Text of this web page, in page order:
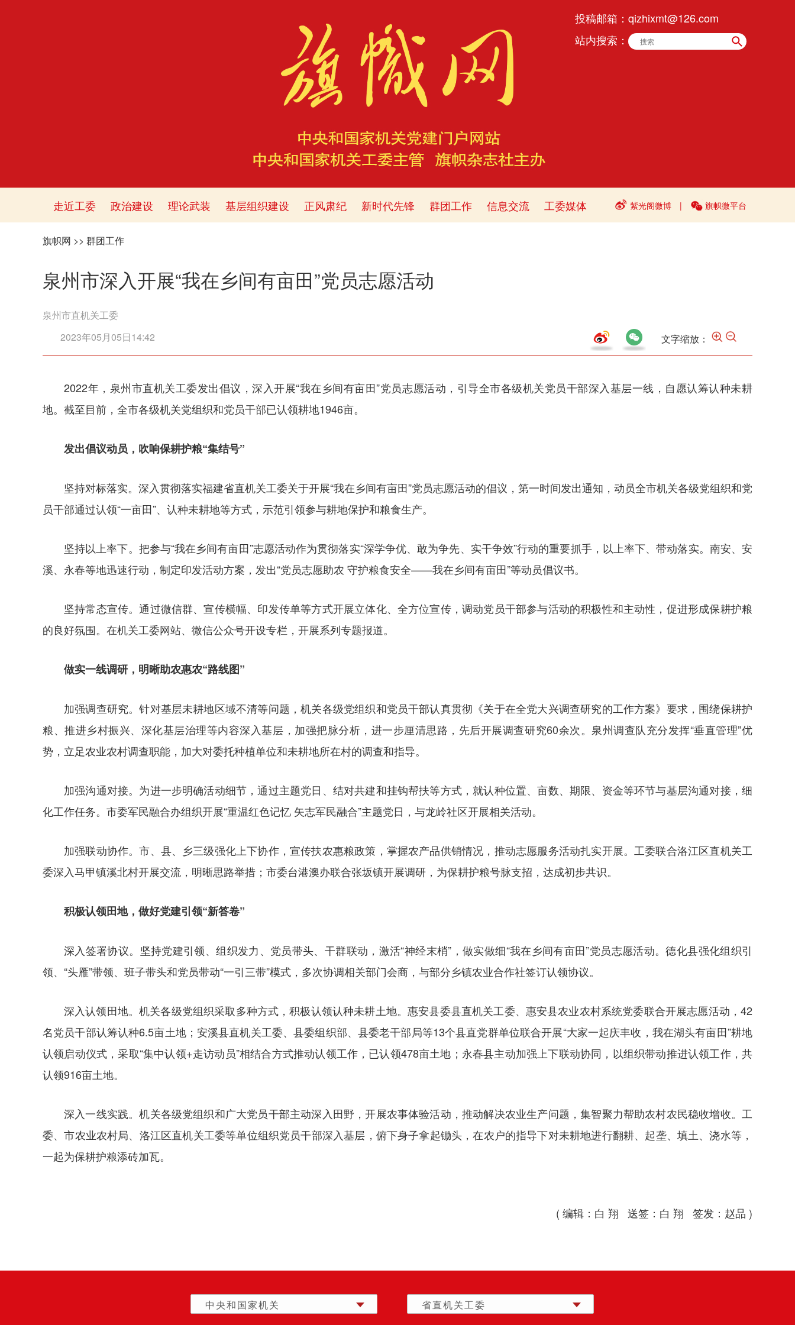
投稿邮箱： qizhixmt@126.com
站内搜索：
走近工委 政治建设 理论武装 基层组织建设 正风肃纪 新时代先锋 群团工作 信息交流 工委媒体 紫光阁微博 | 旗帜微平台
旗帜网 >> 群团工作
泉州市深入开展“我在乡间有亩田”党员志愿活动
泉州市直机关工委
2023年05月05日14:42
文字缩放：
2022年，泉州市直机关工委发出倡议，深入开展“我在乡间有亩田”党员志愿活动，引导全市各级机关党员干部深入基层一线，自愿认筹认种未耕
地。截至目前，全市各级机关党组织和党员干部已认领耕地1946亩。
发出倡议动员，吹响保耕护粮“集结号”
坚持对标落实。深入贯彻落实福建省直机关工委关于开展“我在乡间有亩田”党员志愿活动的倡议，第一时间发出通知，动员全市机关各级党组织和党
员干部通过认领“一亩田”、认种未耕地等方式，示范引领参与耕地保护和粮食生产。
坚持以上率下。把参与“我在乡间有亩田”志愿活动作为贯彻落实“深学争优、敢为争先、实干争效”行动的重要抓手，以上率下、带动落实。南安、安
溪、永春等地迅速行动，制定印发活动方案，发出“党员志愿助农 守护粮食安全——我在乡间有亩田”等动员倡议书。
坚持常态宣传。通过微信群、宣传横幅、印发传单等方式开展立体化、全方位宣传，调动党员干部参与活动的积极性和主动性，促进形成保耕护粮
的良好氛围。在机关工委网站、微信公众号开设专栏，开展系列专题报道。
做实一线调研，明晰助农惠农“路线图”
加强调查研究。针对基层未耕地区域不清等问题，机关各级党组织和党员干部认真贯彻《关于在全党大兴调查研究的工作方案》要求，围绕保耕护
粮、推进乡村振兴、深化基层治理等内容深入基层，加强把脉分析，进一步厘清思路，先后开展调查研究60余次。泉州调查队充分发挥“垂直管理”优
势，立足农业农村调查职能，加大对委托种植单位和未耕地所在村的调查和指导。
加强沟通对接。为进一步明确活动细节，通过主题党日、结对共建和挂钩帮扶等方式，就认种位置、亩数、期限、资金等环节与基层沟通对接，细
化工作任务。市委军民融合办组织开展“重温红色记忆 矢志军民融合”主题党日，与龙岭社区开展相关活动。
加强联动协作。市、县、乡三级强化上下协作，宣传扶农惠粮政策，掌握农产品供销情况，推动志愿服务活动扎实开展。工委联合洛江区直机关工
委深入马甲镇溪北村开展交流，明晰思路举措；市委台港澳办联合张坂镇开展调研，为保耕护粮号脉支招，达成初步共识。
积极认领田地，做好党建引领“新答卷”
深入签署协议。坚持党建引领、组织发力、党员带头、干群联动，激活“神经末梢”，做实做细“我在乡间有亩田”党员志愿活动。德化县强化组织引
领、“头雁”带领、班子带头和党员带动“一引三带”模式，多次协调相关部门会商，与部分乡镇农业合作社签订认领协议。
深入认领田地。机关各级党组织采取多种方式，积极认领认种未耕土地。惠安县委县直机关工委、惠安县农业农村系统党委联合开展志愿活动，42
名党员干部认筹认种6.5亩土地；安溪县直机关工委、县委组织部、县委老干部局等13个县直党群单位联合开展“大家一起庆丰收，我在湖头有亩田”耕地
认领启动仪式，采取“集中认领+走访动员”相结合方式推动认领工作，已认领478亩土地；永春县主动加强上下联动协同，以组织带动推进认领工作，共
认领916亩土地。
深入一线实践。机关各级党组织和广大党员干部主动深入田野，开展农事体验活动，推动解决农业生产问题，集智聚力帮助农村农民稳收增收。工
委、市农业农村局、洛江区直机关工委等单位组织党员干部深入基层，俯下身子拿起锄头，在农户的指导下对未耕地进行翻耕、起垄、填土、浇水等，
一起为保耕护粮添砖加瓦。
( 编辑：白 翔 送签：白 翔 签发：赵品 )
中央和国家机关 省直机关工委